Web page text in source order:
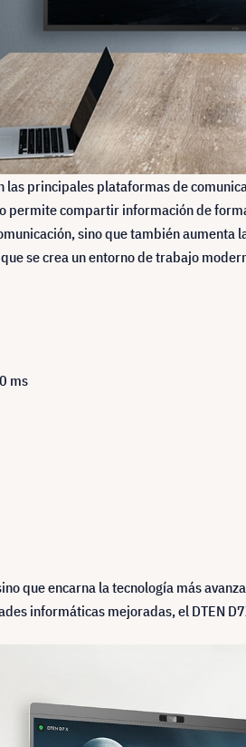
principales plataformas de
permite compartir información de
sino que también
se crea un entorno de trabajo
ms
que encarna la tecnología más
informáticas mejoradas, el DTEN